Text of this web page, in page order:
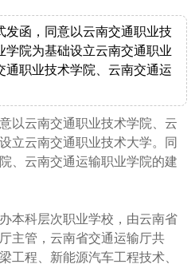
发函，同意以云南交通职业技
学院为基础设立云南交通职业
通职业技术学院、云南交通运
以云南交通职业技术学院、云
立云南交通职业技术大学。同
、云南交通运输职业学院的建
本科层次职业学校，由云南省
主管，云南省交通运输厅共
工程、新能源汽车工程技术、